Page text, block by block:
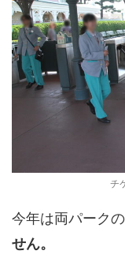
チ
今年は両パークの
せん。